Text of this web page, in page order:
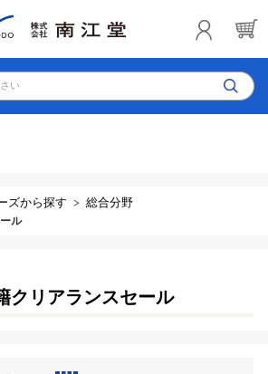
い
ズから探す 総合分野
ル
クリアランスセール